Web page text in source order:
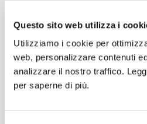
Questo sito web utilizza i
Utilizziamo i cookie per
web, personalizzare contenuti
analizzare il nostro traffico.
per saperne di più.
PRONTOSALUTE
Centro diagnostico